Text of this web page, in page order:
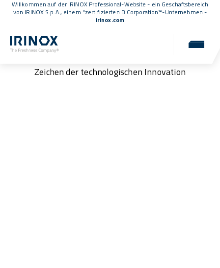
Willkommen auf der IRINOX Professional-Website - ein Geschäftsbereich
von IRINOX S.p.A., einem "zertifizierten B Corporation™-Unternehmen -
irinox.com
Zeichen der technologischen Innovation